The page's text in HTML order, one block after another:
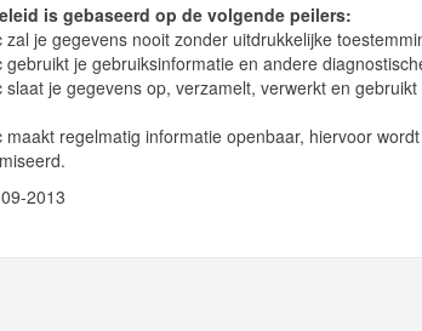
is gebaseerd op de volgende peilers:
zal je gegevens nooit zonder uitdrukkelijke
gebruikt je gebruiksinformatie en andere
slaat je gegevens op, verzamelt, verwerkt en
maakt regelmatig informatie openbaar, hiervoor
2013